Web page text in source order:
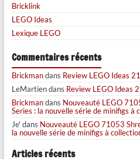
Bricklink
LEGO Ideas
Lexique LEGO
Commentaires récents
Brickmandans Review LEGO Ideas
LeMartiendans Review LEGO Ideas
Brickmandans Nouveauté LEGO
Series : la nouvelle série de minifigs à
Je' dans Nouveauté LEGO 71053
la nouvelle série de minifigs à
Articles récents